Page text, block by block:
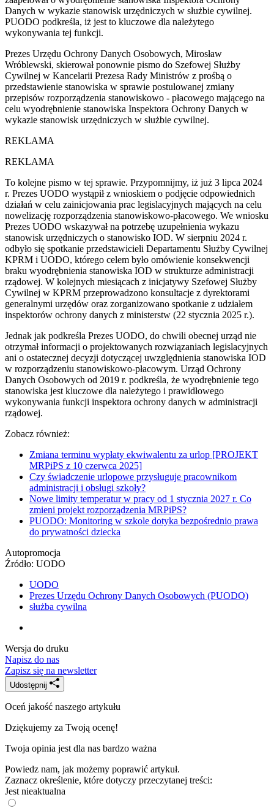
Danych w wykazie stanowisk urzędniczych w służbie cywilnej.
PUODO podkreśla, iż jest to kluczowe dla należytego
wykonywania tej funkcji.
Prezes Urzędu Ochrony Danych Osobowych, Mirosław
Wróblewski, skierował ponownie pismo do Szefowej Służby
Cywilnej w Kancelarii Prezesa Rady Ministrów z prośbą o
przedstawienie stanowiska w sprawie postulowanej zmiany
przepisów rozporządzenia stanowiskowo - płacowego mającego na
celu wyodrębnienie stanowiska Inspektora Ochrony Danych w
wykazie stanowisk urzędniczych w służbie cywilnej.
REKLAMA
REKLAMA
To kolejne pismo w tej sprawie. Przypomnijmy, iż już 3 lipca 2024
r. Prezes UODO wystąpił z wnioskiem o podjęcie odpowiednich
działań w celu zainicjowania prac legislacyjnych mających na celu
nowelizację rozporządzenia stanowiskowo-płacowego. We wniosku
Prezes UODO wskazywał na potrzebę uzupełnienia wykazu
stanowisk urzędniczych o stanowisko IOD. W sierpniu 2024 r.
odbyło się spotkanie przedstawicieli Departamentu Służby Cywilnej
KPRM i UODO, którego celem było omówienie konsekwencji
braku wyodrębnienia stanowiska IOD w strukturze administracji
rządowej. W kolejnych miesiącach z inicjatywy Szefowej Służby
Cywilnej w KPRM przeprowadzono konsultacje z dyrektorami
generalnymi urzędów oraz zorganizowano spotkanie z udziałem
inspektorów ochrony danych z ministerstw (22 stycznia 2025 r.).
Jednak jak podkreśla Prezes UODO, do chwili obecnej urząd nie
otrzymał informacji o projektowanych rozwiązaniach legislacyjnych
ani o ostatecznej decyzji dotyczącej uwzględnienia stanowiska IOD
w rozporządzeniu stanowiskowo-płacowym. Urząd Ochrony
Danych Osobowych od 2019 r. podkreśla, że wyodrębnienie tego
stanowiska jest kluczowe dla należytego i prawidłowego
wykonywania funkcji inspektora ochrony danych w administracji
rządowej.
Zobacz również:
Zmiana terminu wypłaty ekwiwalentu za urlop [PROJEKT
MRPiPS z 10 czerwca 2025]
Czy świadczenie urlopowe przysługuje pracownikom
administracji i obsługi szkoły?
Nowe limity temperatur w pracy od 1 stycznia 2027 r. Co
zmieni projekt rozporządzenia MRPiPS?
PUODO: Monitoring w szkole dotyka bezpośrednio prawa
do prywatności dziecka
Autopromocja
Źródło: UODO
UODO
Prezes Urzędu Ochrony Danych Osobowych (PUODO)
służba cywilna
Wersja do druku
Napisz do nas
Zapisz się na newsletter
Udostępnij
Oceń jakość naszego artykułu
Dziękujemy za Twoją ocenę!
Twoja opinia jest dla nas bardzo ważna
Powiedz nam, jak możemy poprawić artykuł.
Zaznacz określenie, które dotyczy przeczytanej treści:
Jest nieaktualna